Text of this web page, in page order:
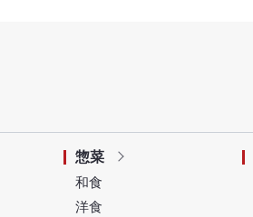
惣菜
和食
洋食